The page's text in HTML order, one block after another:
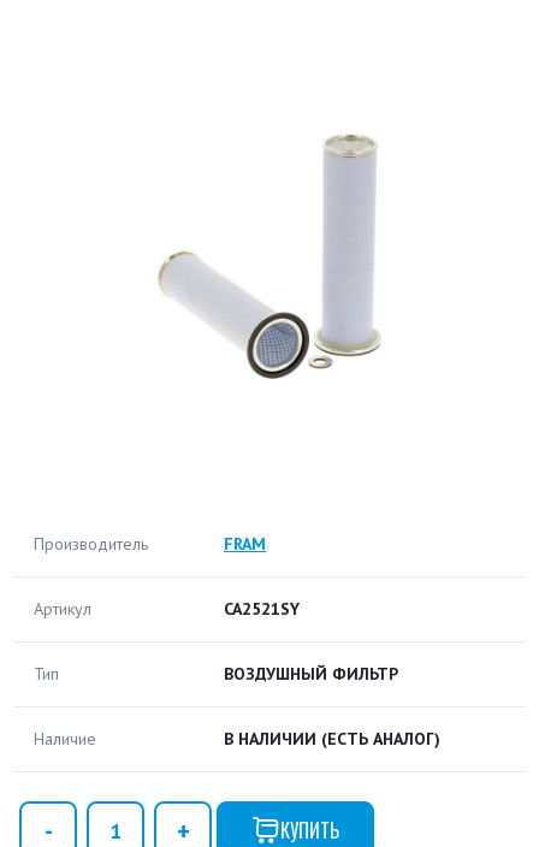
Производитель FRAM
Артикул CA2521SY
Тип ВОЗДУШНЫЙ ФИЛЬТР
Наличие В НАЛИЧИИ (ЕСТЬ АНАЛОГ)
КУПИТЬ